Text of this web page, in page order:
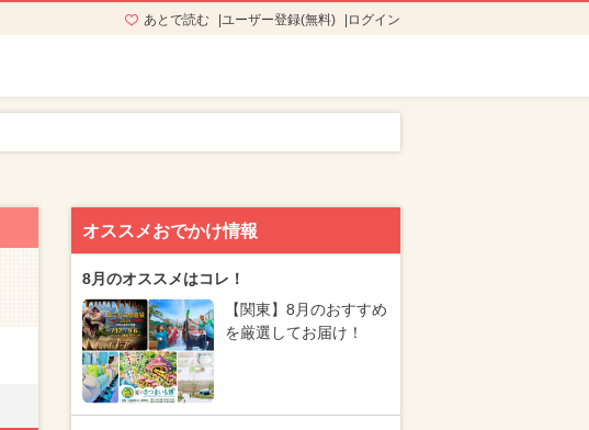
あとで読む ユーザー登録(無料) ログイン
オススメおでかけ情報
8月のオススメはコレ！
【関東】8月のおすすめ
を厳選してお届け！